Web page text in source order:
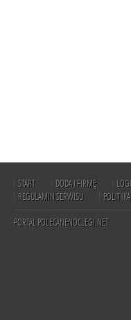
START DODAJ FIRMĘ
REGULAMIN SERWISU
PORTAL POLECANENOCLEGI.NET